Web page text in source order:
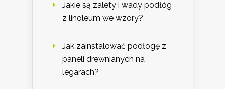
Jakie są zalety i wady podłóg
z linoleum we wzory?
Jak zainstalować podłogę z
paneli drewnianych na
legarach?